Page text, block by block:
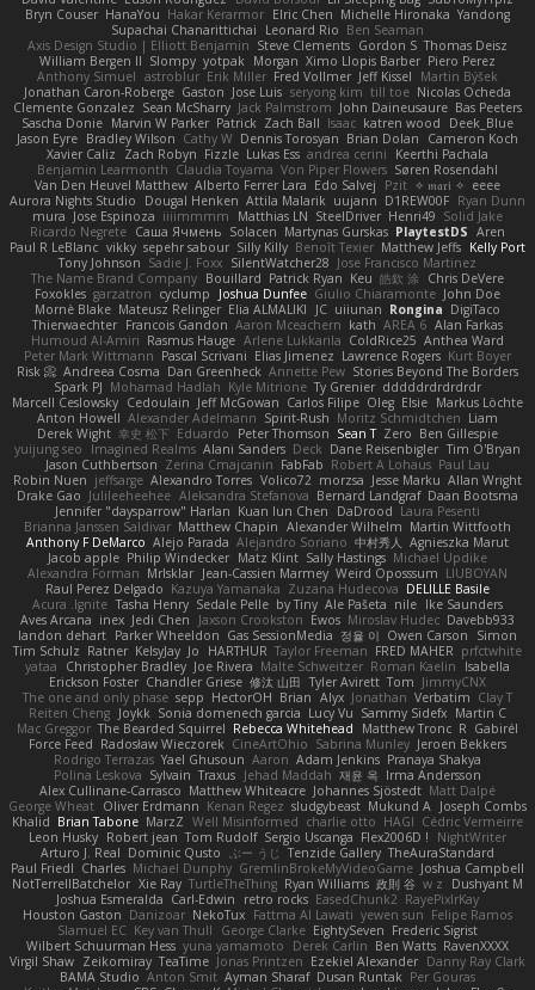
Bryn Couser HanaYou Hakar Kerarmor Elric Chen Michelle Hironaka Yandong
Supachai Chanarittichai
Leonard Rio Ben Seaman
Axis Design Studio | Elliott Benjamin Steve Clements Gordon S Thomas Deisz
William Bergen II Slompy yotpak Morgan Ximo Llopis Barber Piero Perez
Anthony Simuel astroblur Erik Miller Fred Vollmer Jeff Kissel
Martin Býšek
Jonathan Caron-Roberge Gaston Jose Luis seryong kim till toe Nicolas Ocheda
Clemente Gonzalez Sean McSharry Jack Palmstrom John Daineusaure Bas Peeters
Sascha Donie Marvin W Parker Patrick Zach Ball Isaac katren wood
Deek_Blue
Jason Eyre Bradley Wilson Cathy W Dennis Torosyan Brian Dolan
Cameron Koch
Xavier Caliz
Zach Robyn Fizzle Lukas Ess andrea cerini
Keerthi Pachala
Benjamin Learmonth Claudia Toyama Von Piper Flowers Søren Rosendahl
Van Den Heuvel Matthew Alberto Ferrer Lara Edo Salvej Pzit ✧ 𝔪𝔞𝔯𝔦 ✧ eeee
Aurora Nights Studio
Dougal Henken Attila Malarik uujann D1REW00F Ryan Dunn
mura Jose Espinoza iiiimmmm Matthias LN SteelDriver Henri49 Solid Jake
Ricardo Negrete Саша Ячмень Solacen Martynas Gurskas PlaytestDS Aren
Paul R LeBlanc vikky sepehr sabour Silly Killy Benoît Texier Matthew Jeffs Kelly Port
Tony Johnson Sadie J. Foxx SilentWatcher28 Jose Francisco Martinez
The Name Brand Company Bouillard Patrick Ryan Keu 皓欽 涂 Chris DeVere
Foxokles garzatron cyclump Joshua Dunfee Giulio Chiaramonte John Doe
Mornè Blake Mateusz Relinger Elia ALMALIKI JC uiiunan Rongina DigiTaco
Thierwaechter Francois Gandon Aaron Mceachern kath AREA 6 Alan Farkas
Humoud Al-Amiri Rasmus Hauge Arlene Lukkarila ColdRice25 Anthea Ward
Peter Mark Wittmann Pascal Scrivani Elias Jimenez Lawrence Rogers Kurt Boyer
Risk 📀 Andreea Cosma Dan Greenheck Annette Pew Stories Beyond The Borders
Spark PJ Mohamad Hadlah Kyle Mitrione Ty Grenier dddddrdrdrdrdr
Marcell Ceslowsky Cedoulain Jeff McGowan Carlos Filipe Oleg Elsie Markus Löchte
Anton Howell Alexander Adelmann Spirit-Rush Moritz Schmidtchen Liam
Derek Wight 幸史 松下 Eduardo Peter Thomson Sean T Zero Ben Gillespie
yuijung seo
Imagined Realms Alani Sanders Deck Dane Reisenbigler Tim O'Bryan
Jason Cuthbertson Zerina Cmajcanin FabFab Robert A Lohaus Paul Lau
Robin Nuen jeffsarge Alexandro Torres Volico72 morzsa Jesse Marku Allan Wright
Drake Gao Julileeheehee Aleksandra Stefanova Bernard Landgraf Daan Bootsma
Jennifer "daysparrow" Harlan Kuan lun Chen DaDrood Laura Pesenti
Brianna Janssen Saldivar Matthew Chapin Alexander Wilhelm Martin Wittfooth
Anthony F DeMarco Alejo Parada Alejandro Soriano 中村秀人
Agnieszka Marut
Jacob apple Philip Windecker Matz Klint Sally Hastings Michael Updike
Alexandra Forman MrIsklar Jean-Cassien Marmey Weird Oposssum LIUBOYAN
Raul Perez Delgado Kazuya Yamanaka Zuzana Hudecova DELILLE Basile
Acura .Ignite Tasha Henry Sedale Pelle by Tiny Ale Pašeta nile Ike Saunders
Aves Arcana inex Jedi Chen Jaxson Crookston Ewos Miroslav Hudec Davebb933
landon dehart Parker Wheeldon Gas SessionMedia 정율 이 Owen Carson
Simon
Tim Schulz Ratner KelsyJay Jo HARTHUR Taylor Freeman FRED MAHER prfctwhite
yataa
Christopher Bradley Joe Rivera Malte Schweitzer Roman Kaelin
Isabella
Erickson Foster Chandler Griese 修汰 山田 Tyler Avirett Tom JimmyCNX
The one and only phase sepp HectorOH Brian Alyx Jonathan Verbatim Clay T
Reiten Cheng Joykk Sonia domenech garcia Lucy Vu Sammy Sidefx Martin C
Mac Greggor The Bearded Squirrel Rebecca Whitehead Matthew Tronc R Gabirél
Force Feed Radosław Wieczorek CineArtOhio Sabrina Munley Jeroen Bekkers
Rodrigo Terrazas Yael Ghusoun Aaron Adam Jenkins Pranaya Shakya
Polina Leskova Sylvain Traxus Jehad Maddah 재윤 옥 Irma Andersson
Alex Cullinane-Carrasco Matthew Whiteacre Johannes Sjöstedt Matt Dalpé
George Wheat Oliver Erdmann Kenan Regez sludgybeast Mukund A Joseph Combs
Khalid Brian Tabone MarzZ Well Misinformed charlie otto HAGI Cédric Vermeirre
Leon Husky Robert jean Tom Rudolf Sergio Uscanga Flex2006D !
NightWriter
Arturo J. Real Dominic Qusto ぶー うじ Tenzide Gallery TheAuraStandard
Paul Friedl Charles Michael Dunphy GremlinBrokeMyVideoGame Joshua Campbell
NotTerrellBatchelor Xie Ray TurtleTheThing Ryan Williams 政則 谷 w z
Dushyant M
Joshua Esmeralda Carl-Edwin retro rocks EasedChunk2 RayePixlrKay
Houston Gaston Danizoar NekoTux Fattma Al Lawati yewen sun Felipe Ramos
Slamuel EC Key van Thull George Clarke EightySeven Frederic Sigrist
Wilbert Schuurman Hess yuna yamamoto Derek Carlin Ben Watts RavenXXXX
Virgil Shaw Zeikomiray TeaTime Jonas Printzen Ezekiel Alexander Danny Ray Clark
BAMA Studio Anton Smit Ayman Sharaf Dusan Runtak Per Gouras